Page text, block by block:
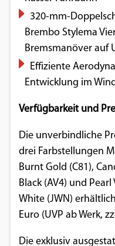
320-mm-
Brembo Stylema
Bremsmanöver auf
Effiziente
Entwicklung im
Verfügbarkeit und
Die unverbindliche
drei Farbstellungen
Burnt Gold (C81),
Black (AV4) und
White (JWN)
Euro (UVP ab Werk,
Die exklusiv